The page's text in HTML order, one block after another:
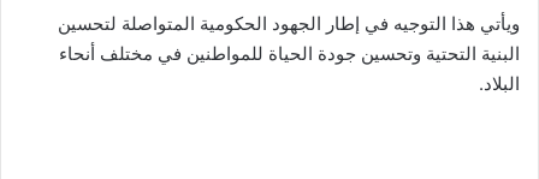
ويأتي هذا التوجيه في إطار الجهود الحكومية المتواصلة لتحسين
البنية التحتية وتحسين جودة الحياة للمواطنين في مختلف أنحاء
البلاد.